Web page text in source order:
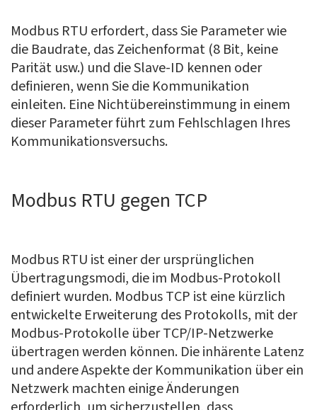
Modbus RTU erfordert, dass Sie Parameter wie
die Baudrate, das Zeichenformat (8 Bit, keine
Parität usw.) und die Slave-ID kennen oder
definieren, wenn Sie die Kommunikation
einleiten. Eine Nichtübereinstimmung in einem
dieser Parameter führt zum Fehlschlagen Ihres
Kommunikationsversuchs.
Modbus RTU gegen TCP
Modbus RTU ist einer der ursprünglichen
Übertragungsmodi, die im Modbus-Protokoll
definiert wurden. Modbus TCP ist eine kürzlich
entwickelte Erweiterung des Protokolls, mit der
Modbus-Protokolle über TCP/IP-Netzwerke
übertragen werden können. Die inhärente Latenz
und andere Aspekte der Kommunikation über ein
Netzwerk machten einige Änderungen